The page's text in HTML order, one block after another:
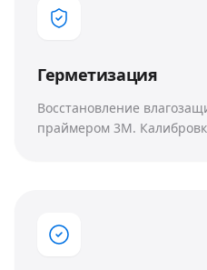
Герметизация
Восстановление
праймером 3M.